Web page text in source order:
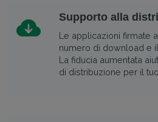
Supporto alla
Le applicazioni firmate
numero di download e
La fiducia aumentata
di distribuzione per il